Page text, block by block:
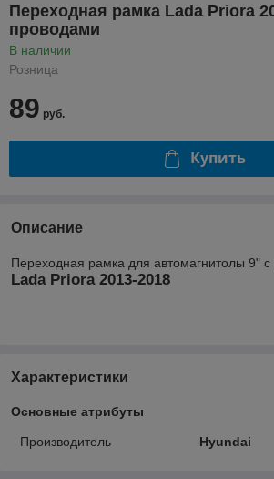
Переходная рамка Lada Priora
проводами
В наличии
Розница
89 руб.
Купить
Описание
Переходная рамка для автомагнитолы 9"
Lada Priora 2013-2018
Характеристики
Основные атрибуты
Производитель Hyundai